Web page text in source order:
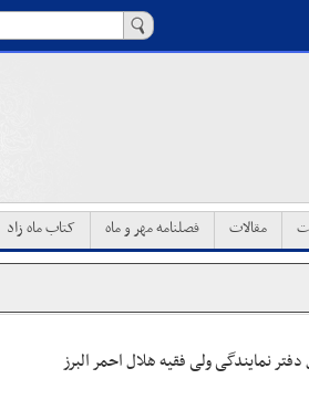
مقالات فصلنامه مهر و ماه کتاب ماه زاد
نمایندگی ولی فقیه هلال احمر البرز